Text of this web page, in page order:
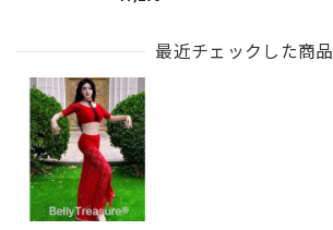
最近チェックした商品